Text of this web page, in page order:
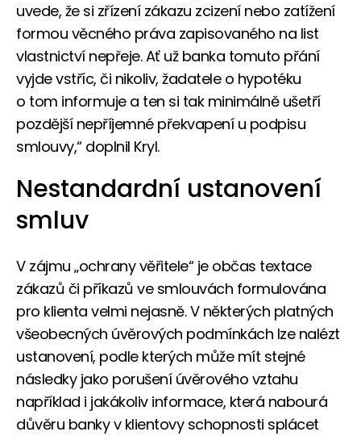
uvede, že si zřízení zákazu zcizení nebo zatížení
formou věcného práva zapisovaného na list
vlastnictví nepřeje. Ať už banka tomuto přání
vyjde vstříc, či nikoliv, žadatele o hypotéku
o tom informuje a ten si tak minimálně ušetří
pozdější nepříjemné překvapení u podpisu
smlouvy,“ doplnil Kryl.
Nestandardní ustanovení
smluv
V zájmu „ochrany věřitele“ je občas textace
zákazů či příkazů ve smlouvách formulována
pro klienta velmi nejasně. V některých platných
všeobecných úvěrových podmínkách lze nalézt
ustanovení, podle kterých může mít stejné
následky jako porušení úvěrového vztahu
například i jakákoliv informace, která nabourá
důvěru banky v klientovy schopnosti splácet